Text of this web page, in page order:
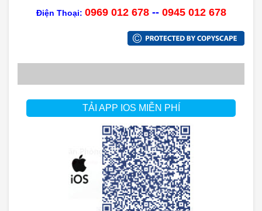
Điện Thoại: 0969 012 678 -- 0945 012 678
TẢI APP IOS MIỄN PHÍ